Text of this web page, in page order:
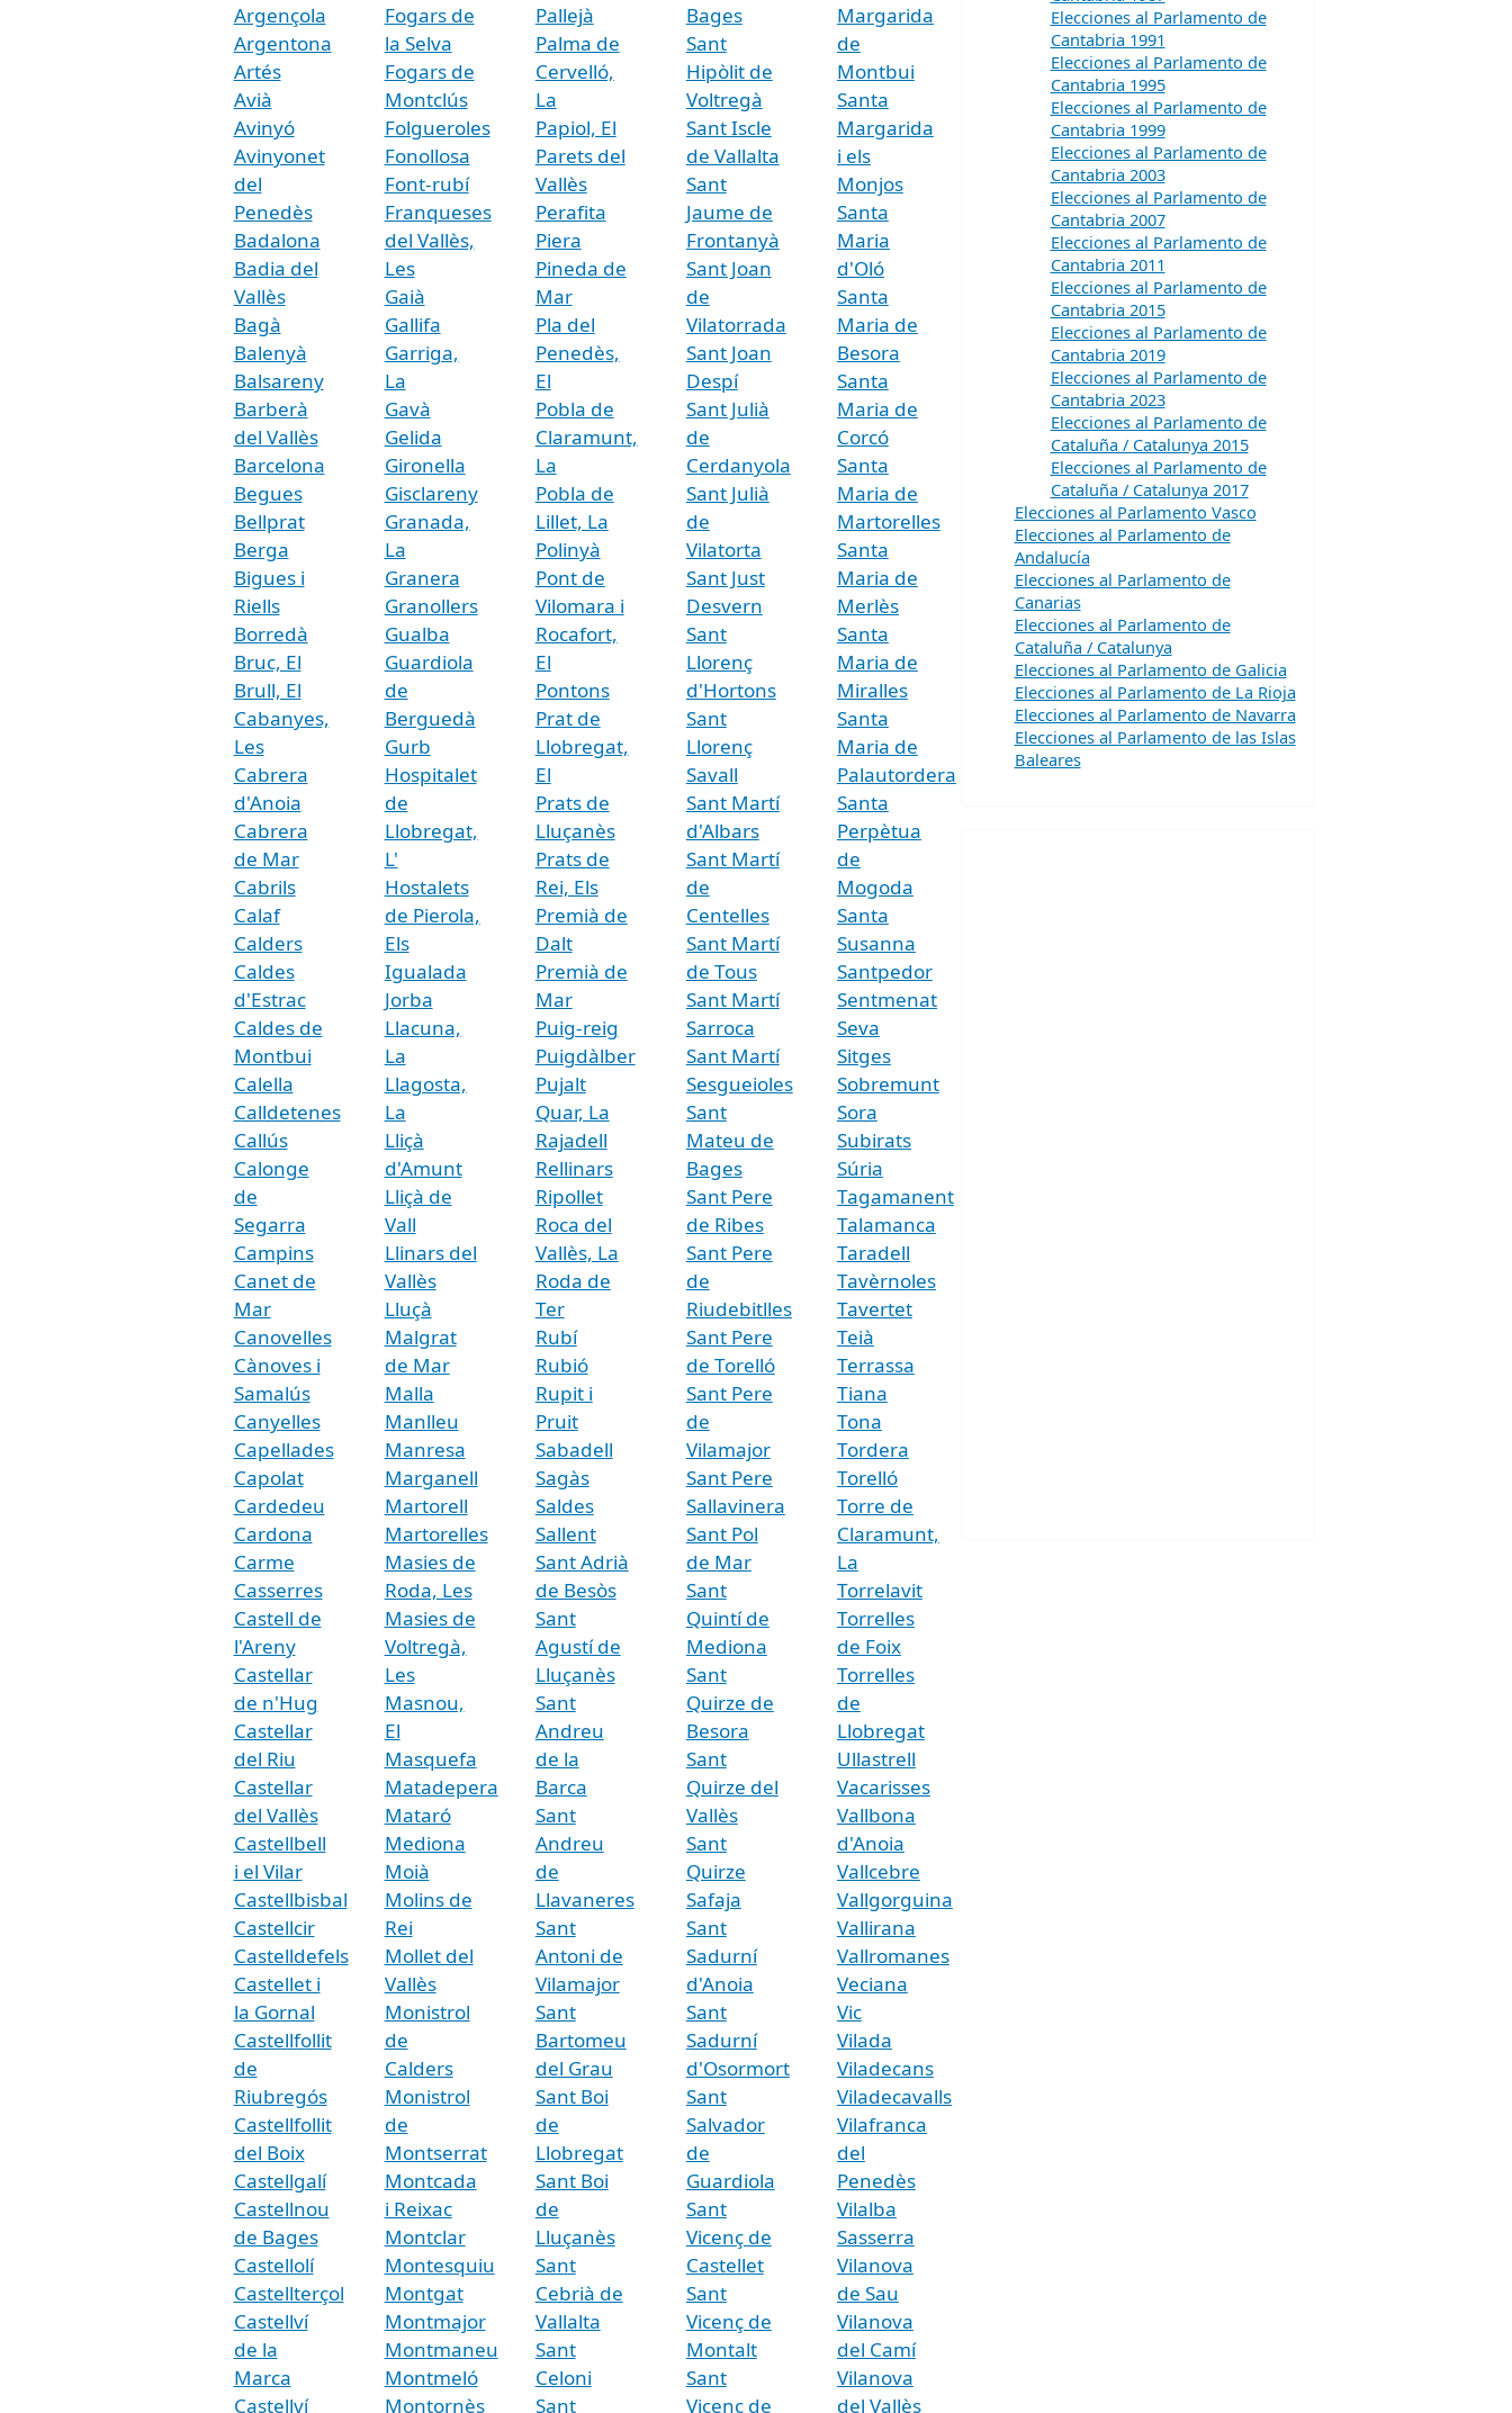
Argençola
Argentona
Artés
Avià
Avinyó
Avinyonet
del
Penedès
Badalona
Badia del
Vallès
Bagà
Balenyà
Balsareny
Barberà
del Vallès
Barcelona
Begues
Bellprat
Berga
Bigues i
Riells
Borredà
Bruc, El
Brull, El
Cabanyes,
Les
Cabrera
d'Anoia
Cabrera
de Mar
Cabrils
Calaf
Calders
Caldes
d'Estrac
Caldes de
Montbui
Calella
Calldetenes
Callús
Calonge
de
Segarra
Campins
Canet de
Mar
Canovelles
Cànoves i
Samalús
Canyelles
Capellades
Capolat
Cardedeu
Cardona
Carme
Casserres
Castell de
l'Areny
Castellar
de n'Hug
Castellar
del Riu
Castellar
del Vallès
Castellbell
i el Vilar
Castellbisbal
Castellcir
Castelldefels
Castellet i
la Gornal
Castellfollit
de
Riubregós
Castellfollit
del Boix
Castellgalí
Castellnou
de Bages
Castellolí
Castellterçol
Castellví
de la
Marca
Castellví
Fogars de
la Selva
Fogars de
Montclús
Folgueroles
Fonollosa
Font-rubí
Franqueses
del Vallès,
Les
Gaià
Gallifa
Garriga,
La
Gavà
Gelida
Gironella
Gisclareny
Granada,
La
Granera
Granollers
Gualba
Guardiola
de
Berguedà
Gurb
Hospitalet
de
Llobregat,
L'
Hostalets
de Pierola,
Els
Igualada
Jorba
Llacuna,
La
Llagosta,
La
Lliçà
d'Amunt
Lliçà de
Vall
Llinars del
Vallès
Lluçà
Malgrat
de Mar
Malla
Manlleu
Manresa
Marganell
Martorell
Martorelles
Masies de
Roda, Les
Masies de
Voltregà,
Les
Masnou,
El
Masquefa
Matadepera
Mataró
Mediona
Moià
Molins de
Rei
Mollet del
Vallès
Monistrol
de
Calders
Monistrol
de
Montserrat
Montcada
i Reixac
Montclar
Montesquiu
Montgat
Montmajor
Montmaneu
Montmeló
Montornès
Pallejà
Palma de
Cervelló,
La
Papiol, El
Parets del
Vallès
Perafita
Piera
Pineda de
Mar
Pla del
Penedès,
El
Pobla de
Claramunt,
La
Pobla de
Lillet, La
Polinyà
Pont de
Vilomara i
Rocafort,
El
Pontons
Prat de
Llobregat,
El
Prats de
Lluçanès
Prats de
Rei, Els
Premià de
Dalt
Premià de
Mar
Puig-reig
Puigdàlber
Pujalt
Quar, La
Rajadell
Rellinars
Ripollet
Roca del
Vallès, La
Roda de
Ter
Rubí
Rubió
Rupit i
Pruit
Sabadell
Sagàs
Saldes
Sallent
Sant Adrià
de Besòs
Sant
Agustí de
Lluçanès
Sant
Andreu
de la
Barca
Sant
Andreu
de
Llavaneres
Sant
Antoni de
Vilamajor
Sant
Bartomeu
del Grau
Sant Boi
de
Llobregat
Sant Boi
de
Lluçanès
Sant
Cebrià de
Vallalta
Sant
Celoni
Sant
Bages
Sant
Hipòlit de
Voltregà
Sant Iscle
de Vallalta
Sant
Jaume de
Frontanyà
Sant Joan
de
Vilatorrada
Sant Joan
Despí
Sant Julià
de
Cerdanyola
Sant Julià
de
Vilatorta
Sant Just
Desvern
Sant
Llorenç
d'Hortons
Sant
Llorenç
Savall
Sant Martí
d'Albars
Sant Martí
de
Centelles
Sant Martí
de Tous
Sant Martí
Sarroca
Sant Martí
Sesgueioles
Sant
Mateu de
Bages
Sant Pere
de Ribes
Sant Pere
de
Riudebitlles
Sant Pere
de Torelló
Sant Pere
de
Vilamajor
Sant Pere
Sallavinera
Sant Pol
de Mar
Sant
Quintí de
Mediona
Sant
Quirze de
Besora
Sant
Quirze del
Vallès
Sant
Quirze
Safaja
Sant
Sadurní
d'Anoia
Sant
Sadurní
d'Osormort
Sant
Salvador
de
Guardiola
Sant
Vicenç de
Castellet
Sant
Vicenç de
Montalt
Sant
Vicenç de
Margarida
de
Montbui
Santa
Margarida
i els
Monjos
Santa
Maria
d'Oló
Santa
Maria de
Besora
Santa
Maria de
Corcó
Santa
Maria de
Martorelles
Santa
Maria de
Merlès
Santa
Maria de
Miralles
Santa
Maria de
Palautordera
Santa
Perpètua
de
Mogoda
Santa
Susanna
Santpedor
Sentmenat
Seva
Sitges
Sobremunt
Sora
Subirats
Súria
Tagamanent
Talamanca
Taradell
Tavèrnoles
Tavertet
Teià
Terrassa
Tiana
Tona
Tordera
Torelló
Torre de
Claramunt,
La
Torrelavit
Torrelles
de Foix
Torrelles
de
Llobregat
Ullastrell
Vacarisses
Vallbona
d'Anoia
Vallcebre
Vallgorguina
Vallirana
Vallromanes
Veciana
Vic
Vilada
Viladecans
Viladecavalls
Vilafranca
del
Penedès
Vilalba
Sasserra
Vilanova
de Sau
Vilanova
del Camí
Vilanova
del Vallès
Elecciones al Parlamento de
Cantabria 1991
Elecciones al Parlamento de
Cantabria 1995
Elecciones al Parlamento de
Cantabria 1999
Elecciones al Parlamento de
Cantabria 2003
Elecciones al Parlamento de
Cantabria 2007
Elecciones al Parlamento de
Cantabria 2011
Elecciones al Parlamento de
Cantabria 2015
Elecciones al Parlamento de
Cantabria 2019
Elecciones al Parlamento de
Cantabria 2023
Elecciones al Parlamento de
Cataluña / Catalunya 2015
Elecciones al Parlamento de
Cataluña / Catalunya 2017
Elecciones al Parlamento Vasco
Elecciones al Parlamento de
Andalucía
Elecciones al Parlamento de
Canarias
Elecciones al Parlamento de
Cataluña / Catalunya
Elecciones al Parlamento de Galicia
Elecciones al Parlamento de La Rioja
Elecciones al Parlamento de Navarra
Elecciones al Parlamento de las Islas
Baleares